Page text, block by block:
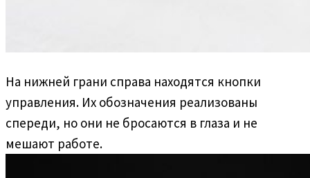
На нижней грани справа находятся кнопки
управления. Их обозначения реализованы
спереди, но они не бросаются в глаза и не
мешают работе.